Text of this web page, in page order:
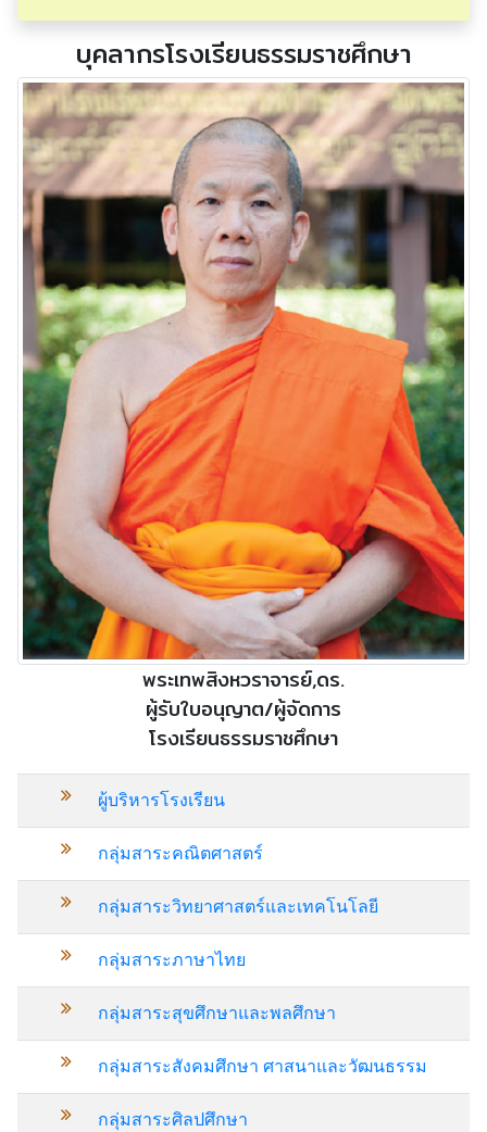
บุคลากรโรงเรียนธรรมราชศึกษา
พระเทพสิงหวราจารย์,ดร.
ผู้รับใบอนุญาต/ผู้จัดการ
โรงเรียนธรรมราชศึกษา
ผู้บริหารโรงเรียน
กลุ่มสาระคณิตศาสตร์
กลุ่มสาระวิทยาศาสตร์และเทคโนโลยี
กลุ่มสาระภาษาไทย
กลุ่มสาระสุขศึกษาและพลศึกษา
กลุ่มสาระสังคมศึกษา ศาสนาและวัฒนธรรม
กลุ่มสาระศิลปศึกษา